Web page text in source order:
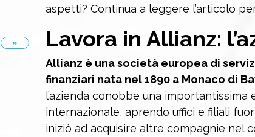
»
aspetti? Continua a leggere l’articolo
Lavora in Allianz:
Allianz è una società europea di
finanziari nata nel 1890 a Monaco di
l’azienda conobbe una importantissima
internazionale, aprendo uffici e filiali
iniziò ad acquisire altre compagnie nel